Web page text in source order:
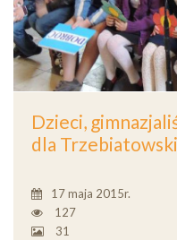
Dzieci,
dla
17 maja 2015r.
127
31